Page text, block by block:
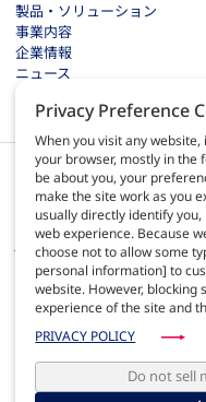
製品・ソリューション
事業内容
企業情報
ニュース
採用情報
サイトのご利用について
プライバシーポリシー
サイトマップ
AGC Automotive Americas policies
Privacy Preference
When you visit any
your browser, mostly in the
be about you, your
make the site work as you
usually directly identify
web experience. Because
choose not to allow some
personal information] to
website. However, blocking
experience of the site and
PRIVACY POLICY
Do not sell